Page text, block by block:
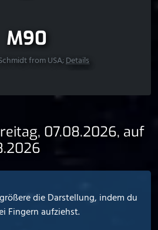
M90
from USA;Details
07.08.2026, auf
die Darstellung, indem du
Fingern aufziehst.